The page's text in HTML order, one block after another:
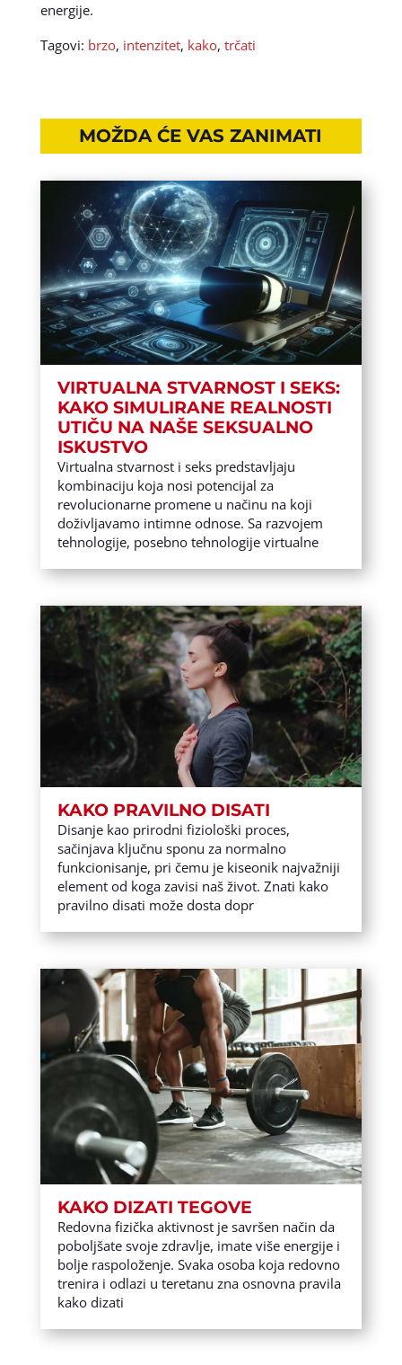
energije.
Tagovi: brzo, intenzitet, kako, trčati
MOŽDA ĆE VAS ZANIMATI
VIRTUALNA STVARNOST I SEKS:
KAKO SIMULIRANE REALNOSTI
UTIČU NA NAŠE SEKSUALNO
ISKUSTVO
Virtualna stvarnost i seks predstavljaju
kombinaciju koja nosi potencijal za
revolucionarne promene u načinu na koji
doživljavamo intimne odnose. Sa razvojem
tehnologije, posebno tehnologije virtualne
KAKO PRAVILNO DISATI
Disanje kao prirodni fiziološki proces,
sačinjava ključnu sponu za normalno
funkcionisanje, pri čemu je kiseonik najvažniji
element od koga zavisi naš život. Znati kako
pravilno disati može dosta dopr
KAKO DIZATI TEGOVE
Redovna fizička aktivnost je savršen način da
poboljšate svoje zdravlje, imate više energije i
bolje raspoloženje. Svaka osoba koja redovno
trenira i odlazi u teretanu zna osnovna pravila
kako dizati